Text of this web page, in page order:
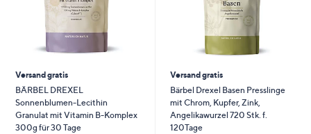
Versand gratis
BÄRBEL DREXEL
Sonnenblumen-Lecithin
Granulat mit Vitamin B-Komplex
300g für 30 Tage
Versand gratis
Bärbel Drexel Basen Presslinge
mit Chrom, Kupfer, Zink,
Angelikawurzel 720 Stk. f.
120Tage